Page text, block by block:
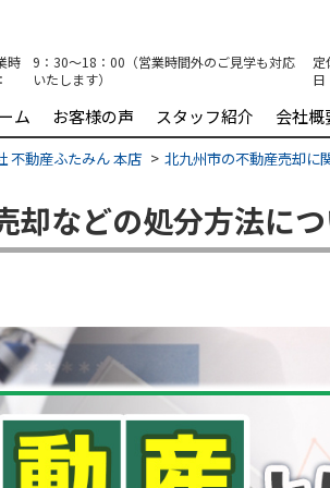
時
9：30～18：00（営業時間外のご見学も対応
いたします）
定
日
ム
お客様の声 スタッフ紹介 会社概
不動産ふたみん 本店
北九州市の不動産売却に
却などの処分方法に